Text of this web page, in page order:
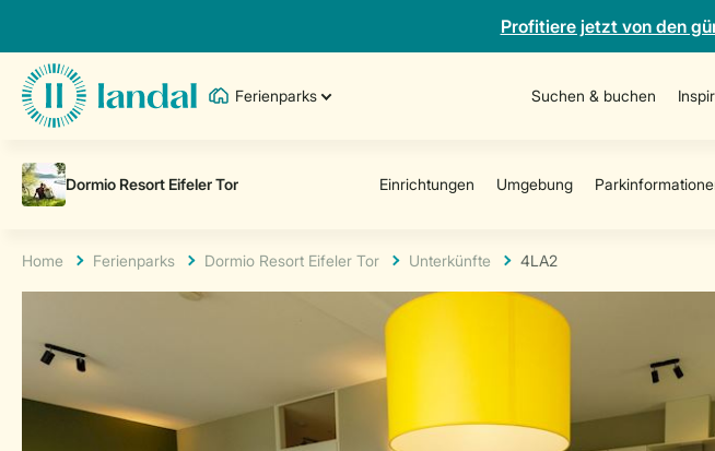
Profitiere jetzt von den
Ferienparks Suchen & buchen
Home Ferienparks Dormio Resort Eifeler Tor Unterkünfte 4LA2